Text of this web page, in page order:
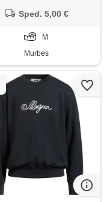
Sped. 5,00 €
M
Murbes